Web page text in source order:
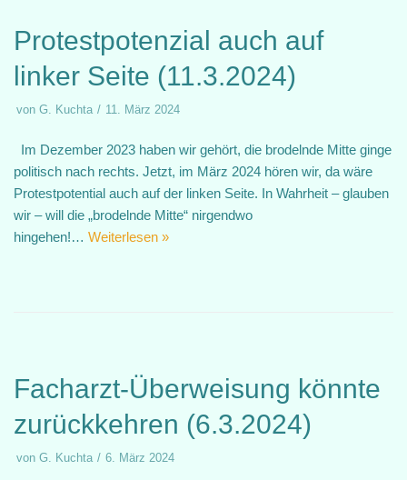
Protestpotenzial auch auf
linker Seite (11.3.2024)
von G. Kuchta 11. März 2024
Im Dezember 2023 haben wir gehört, die brodelnde Mitte ginge
politisch nach rechts. Jetzt, im März 2024 hören wir, da wäre
Protestpotential auch auf der linken Seite. In Wahrheit – glauben
wir – will die „brodelnde Mitte“ nirgendwo
hingehen!… Weiterlesen »
Facharzt-Überweisung könnte
zurückkehren (6.3.2024)
von G. Kuchta 6. März 2024